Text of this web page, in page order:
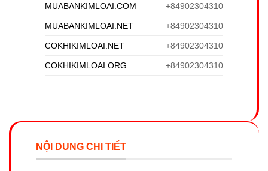
MUABANKIMLOAI.COM +84902304310
MUABANKIMLOAI.NET +84902304310
COKHIKIMLOAI.NET +84902304310
COKHIKIMLOAI.ORG +84902304310
NỘI DUNG CHI TIẾT